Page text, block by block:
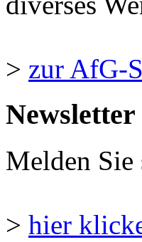
> zur AfG-
Newsletter
Melden Sie
> hier